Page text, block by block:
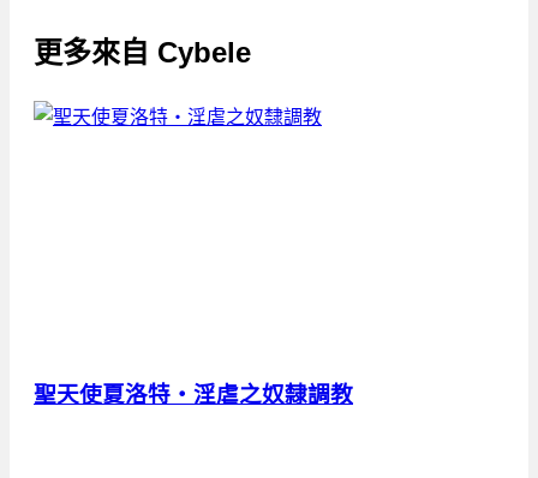
更多來自 Cybele
聖天使夏洛特・淫虐之奴隸調教